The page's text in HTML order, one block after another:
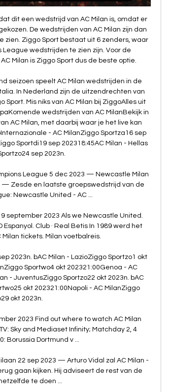
dit een wedstrijd van AC Milan is, omdat er
De wedstrijden van AC Milan zijn dan
zien. Ziggo Sport bestaat uit 6 zenders, waar
wedstrijden te zien zijn. Voor de
Milan is Ziggo Sport dus de beste optie.
seizoen speelt AC Milan wedstrijden in de
In Nederland zijn de uitzendrechten van
Mis niks van AC Milan bij ZiggoAlles uit
wedstrijden van AC MilanBekijk in
AC Milan, met daarbij waar je het live kan
- AC MilanZiggo Sportza16 sep
Sportdi19 sep 202318:45AC Milan - Hellas
sep 2023n.
League 5 dec 2023 — Newcastle Milan
— Zesde en laatste groepswedstrijd van de
Newcastle United - AC ...
september 2023 Als we Newcastle United.
Espanyol. Club · Real Betis In 1989 werd het
tickets. Milan voetbalreis.
2023n. bAC Milan - LazioZiggo Sportzo1 okt
Sportwo4 okt 202321:00Genoa - AC
- JuventusZiggo Sportzo22 okt 2023n. bAC
okt 202321:00Napoli - AC MilanZiggo
okt 2023n.
2023 Find out where to watch AC Milan
Sky and Mediaset Infinity; Matchday 2, 4
Borussia Dortmund v ...
22 sep 2023 — Arturo Vidal zal AC Milan -
gaan kijken. Hij adviseert de rest van de
te doen ...